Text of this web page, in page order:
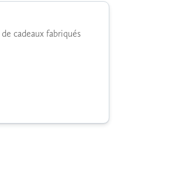
cadeaux fabriqués